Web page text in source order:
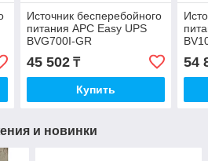
Источник бесперебойного
питания APC Easy UPS
BVG700I-GR
45 502₸
Купить
54
и новинки